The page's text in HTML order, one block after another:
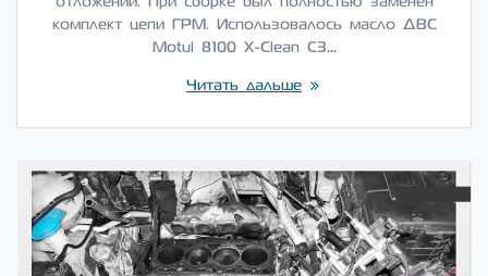
комплект цепи ГРМ. Использовалось масло ДВС
Motul 8100 X-Clean C3…
Читать дальше